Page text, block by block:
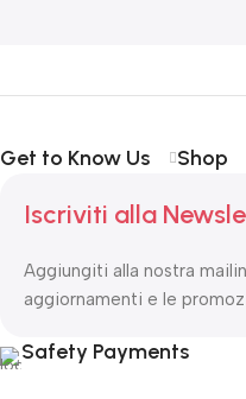
Get to Know Us Shop
Iscriviti alla
Aggiungiti alla nostra
aggiornamenti e le
Safety Payments